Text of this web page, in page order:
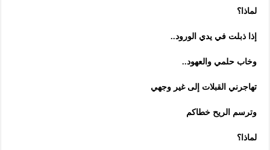
لماذا؟
إذا ذبلت في يدي الورود..
وخاب حلمي والعهود..
تهاجرني القبلات إلى غير وجهي
وترسم الريح خطاكم
لماذا؟